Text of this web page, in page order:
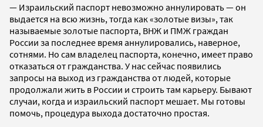
— Израильский паспорт невозможно аннулировать — он
выдается на всю жизнь, тогда как «золотые визы», так
называемые золотые паспорта, ВНЖ и ПМЖ граждан
России за последнее время аннулировались, наверное,
сотнями. Но сам владелец паспорта, конечно, имеет право
отказаться от гражданства. У нас сейчас появились
запросы на выход из гражданства от людей, которые
продолжали жить в России и строить там карьеру. Бывают
случаи, когда и израильский паспорт мешает. Мы готовы
помочь, процедура выхода достаточно простая.